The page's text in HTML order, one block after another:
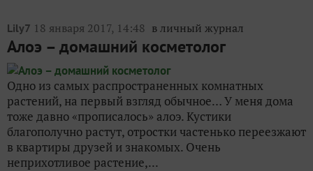
Lily7 18 января 2017, 14:48 в личный журнал
Алоэ – домашний косметолог
Одно из самых распространенных комнатных
растений, на первый взгляд обычное… У меня дома
тоже давно «прописалось» алоэ. Кустики
благополучно растут, отростки частенько переезжают
в квартиры друзей и знакомых. Очень
неприхотливое растение,...